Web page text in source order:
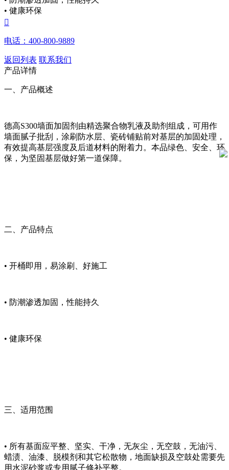
• 健康环保

电话：400-800-9889
返回列表 联系我们
产品详情
一、产品概述
德高S300墙面加固剂由精选聚合物乳液及助剂组成，可用作
墙面腻子批刮，涂刷防水层、瓷砖铺贴前对基层的加固处理，
有效提高基层强度及后道材料的附着力。本品绿色、安全、环
保，为坚固基层做好第一道保障。
二、产品特点
• 开桶即用，易涂刷、好施工
• 防潮渗透加固，性能持久
• 健康环保
三、适用范围
• 所有基面应平整、坚实、干净，无灰尘，无空鼓，无油污、
蜡渍、油漆、脱模剂和其它松散物，地面缺损及空鼓处需要先
用水泥砂浆或专用腻子修补平整。